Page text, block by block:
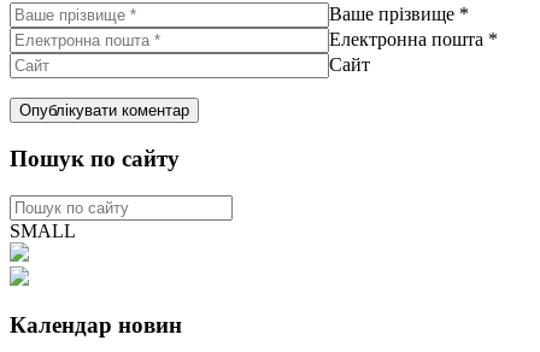
Ваше прізвище *
Електронна пошта *
Сайт
Пошук по сайту
SMALL
Календар новин